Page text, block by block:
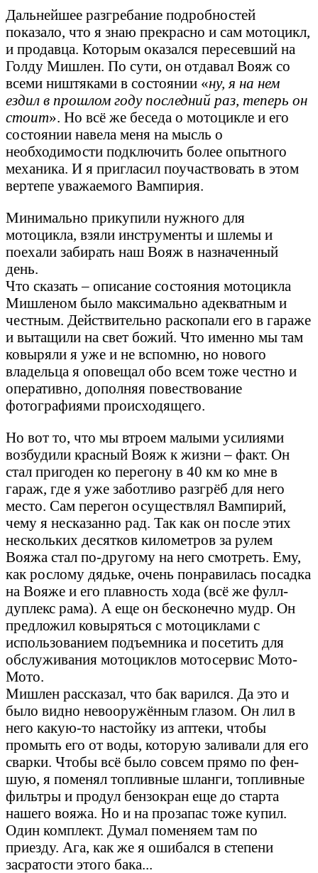
Дальнейшее разгребание подробностей
показало, что я знаю прекрасно и сам мотоцикл,
и продавца. Которым оказался пересевший на
Голду Мишлен. По сути, он отдавал Вояж со
всеми ништяками в состоянии «ну, я на нем
ездил в прошлом году последний раз, теперь он
стоит». Но всё же беседа о мотоцикле и его
состоянии навела меня на мысль о
необходимости подключить более опытного
механика. И я пригласил поучаствовать в этом
вертепе уважаемого Вампирия.
Минимально прикупили нужного для
мотоцикла, взяли инструменты и шлемы и
поехали забирать наш Вояж в назначенный
день.
Что сказать – описание состояния мотоцикла
Мишленом было максимально адекватным и
честным. Действительно раскопали его в гараже
и вытащили на свет божий. Что именно мы там
ковыряли я уже и не вспомню, но нового
владельца я оповещал обо всем тоже честно и
оперативно, дополняя повествование
фотографиями происходящего.
Но вот то, что мы втроем малыми усилиями
возбудили красный Вояж к жизни – факт. Он
стал пригоден ко перегону в 40 км ко мне в
гараж, где я уже заботливо разгрёб для него
место. Сам перегон осуществлял Вампирий,
чему я несказанно рад. Так как он после этих
нескольких десятков километров за рулем
Вояжа стал по-другому на него смотреть. Ему,
как рослому дядьке, очень понравилась посадка
на Вояже и его плавность хода (всё же фулл-
дуплекс рама). А еще он бесконечно мудр. Он
предложил ковыряться с мотоциклами с
использованием подъемника и посетить для
обслуживания мотоциклов мотосервис Мото-
Мото.
Мишлен рассказал, что бак варился. Да это и
было видно невооружённым глазом. Он лил в
него какую-то настойку из аптеки, чтобы
промыть его от воды, которую заливали для его
сварки. Чтобы всё было совсем прямо по фен-
шую, я поменял топливные шланги, топливные
фильтры и продул бензокран еще до старта
нашего вояжа. Но и на прозапас тоже купил.
Один комплект. Думал поменяем там по
приезду. Ага, как же я ошибался в степени
засратости этого бака...